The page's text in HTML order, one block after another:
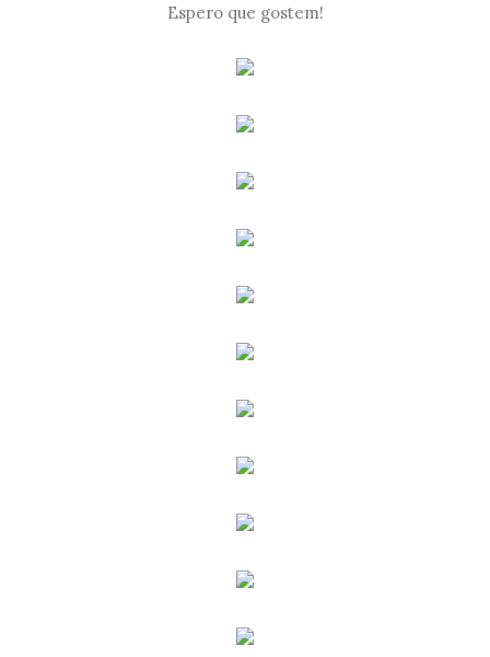
Espero que gostem!